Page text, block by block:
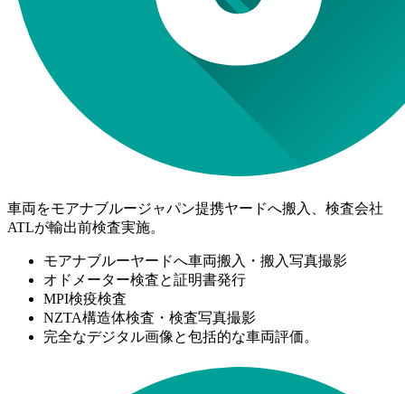
車両をモアナブルージャパン提携ヤードへ搬入、検査会社
ATLが輸出前検査実施。
モアナブルーヤードへ車両搬入・搬入写真撮影
オドメーター検査と証明書発行
MPI検疫検査
NZTA構造体検査・検査写真撮影
完全なデジタル画像と包括的な車両評価。